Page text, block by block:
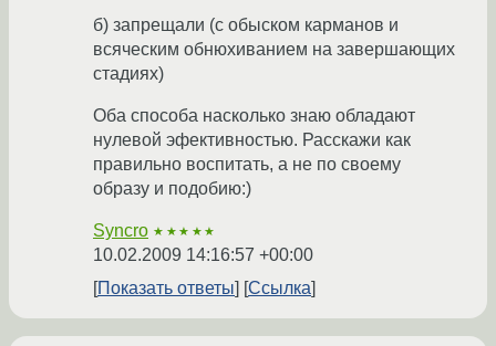
б) запрещали (с обыском карманов и
всяческим обнюхиванием на завершающих
стадиях)
Оба способа насколько знаю обладают
нулевой эфективностью. Расскажи как
правильно воспитать, а не по своему
образу и подобию:)
Syncro ★★★★★
10.02.2009 14:16:57 +00:00
Показать ответы
Ссылка